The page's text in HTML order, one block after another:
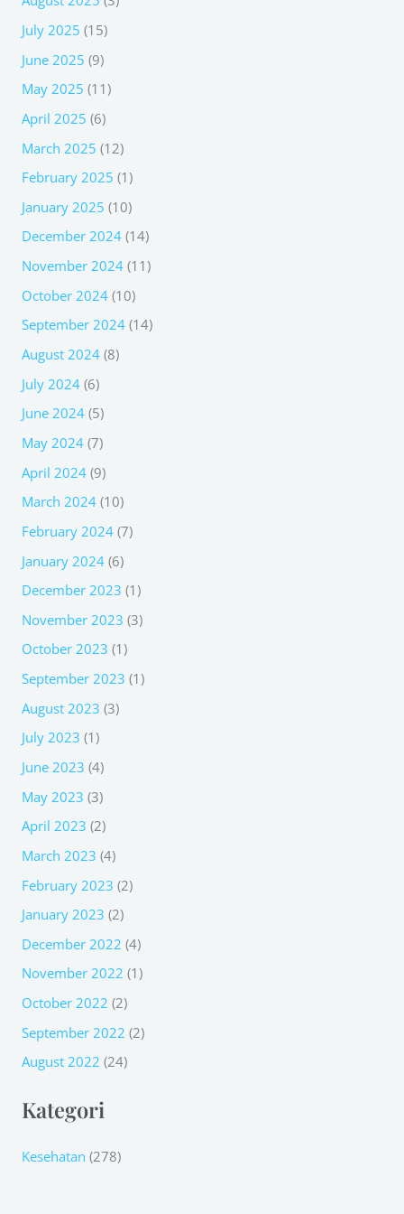
July 2025 (15)
June 2025 (9)
May 2025 (11)
April 2025 (6)
March 2025 (12)
February 2025 (1)
January 2025 (10)
December 2024(14)
November 2024(11)
October 2024(10)
September 2024(14)
August 2024(8)
July 2024(6)
June 2024(5)
May 2024(7)
April 2024(9)
March 2024(10)
February 2024(7)
January 2024(6)
December 2023 (1)
November 2023 (3)
October 2023 (1)
September 2023 (1)
August 2023 (3)
July 2023 (1)
June 2023 (4)
May 2023 (3)
April 2023 (2)
March 2023 (4)
February 2023 (2)
January 2023 (2)
December 2022 (4)
November 2022 (1)
October 2022 (2)
September 2022 (2)
August 2022 (24)
Kategori
Kesehatan (278)